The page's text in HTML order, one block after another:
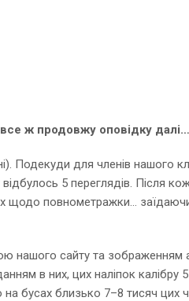
ж продовжу оповідку далі…
Подекуди для членів нашого
5 переглядів. Після
щодо повнометражки…
нашого сайту та зображенням
в них, цих наліпок
бусах близько 7–8 тисяч цих